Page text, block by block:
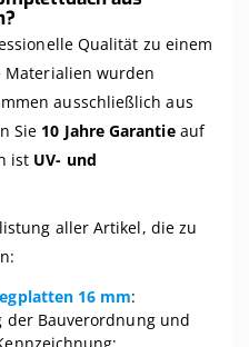
Qualität zu einem
Materialien wurden
ausschließlich aus
Sie 10 Jahre Garantieauf
ist UV- und
aller Artikel, die zu
16 mm:
der Bauverordnung und